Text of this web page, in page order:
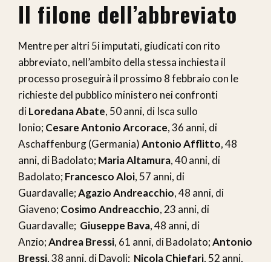
Il filone dell’abbreviato
Mentre per altri 5i imputati, giudicati con rito
abbreviato, nell’ambito della stessa inchiesta il
processo proseguirà il prossimo 8 febbraio con le
richieste del pubblico ministero nei confronti
diLoredana Abate, 50 anni, di Isca sullo
Ionio; Cesare Antonio Arcorace, 36 anni, di
Aschaffenburg (Germania)Antonio Afflitto, 48
anni, di Badolato; Maria Altamura, 40 anni, di
Badolato; Francesco Aloi, 57 anni, di
Guardavalle;Agazio Andreacchio, 48 anni, di
Giaveno; Cosimo Andreacchio, 23 anni, di
Guardavalle; Giuseppe Bava, 48 anni, di
Anzio;Andrea Bressi, 61 anni, di Badolato;Antonio
Bressi, 38 anni, di Davoli; Nicola Chiefari, 52 anni,